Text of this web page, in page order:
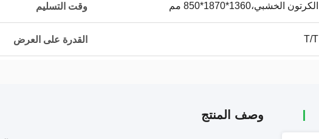
الكرتون الخشبي،1360*1870*850 مم وقت التسليم
T/T القدرة على العرض
وصف المنتج